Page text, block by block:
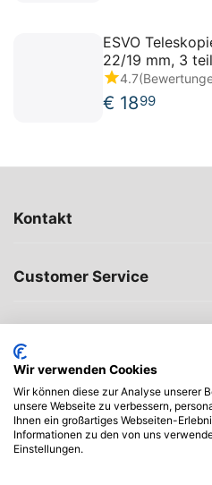
ESVO
22/19 mm, 3
Powergrip
4.7
€ 1899
Kontakt
Customer Service
My account
Wir verwenden Cookies
Wir können diese zur Analyse unserer
unsere Webseite zu verbessern,
Ihnen ein großartiges Webseiten-
Informationen zu den von uns
Einstellungen.